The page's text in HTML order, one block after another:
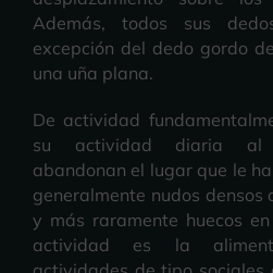
Además, todos sus
excepción del dedo gordo
una uña plana.
De actividad
su actividad diaria al
abandonan el lugar que le
generalmente nudos
y más raramente huecos
actividad es la